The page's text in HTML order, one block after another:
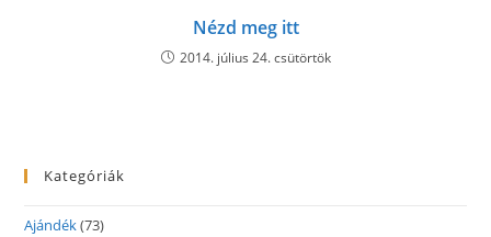
Nézd meg itt
2014. július 24. csütörtök
Kategóriák
Ajándék(73)